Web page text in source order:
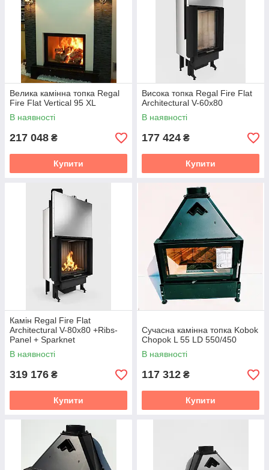
Велика камінна топка Regal
Fire Flat Vertical 95 XL
В наявності
217 048 ₴
Купити
Висока топка Regal Fire Flat
Architectural V-60x80
В наявності
177 424 ₴
Купити
Камін Regal Fire Flat
Architectural V-80x80 +Ribs-
Panel + Sparknet
В наявності
319 176 ₴
Купити
Сучасна камінна топка Kobok
Chopok L 55 LD 550/450
В наявності
117 312 ₴
Купити